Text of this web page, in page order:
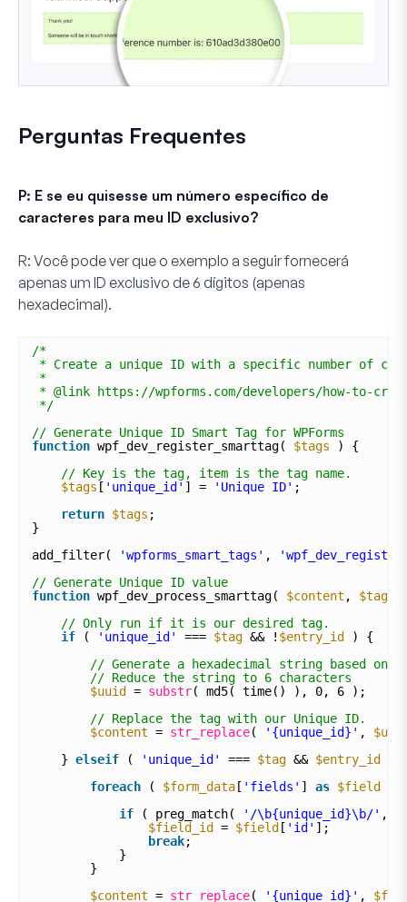
Perguntas Frequentes
P: E se eu quisesse um número específico de
caracteres para meu ID exclusivo?
R: Você pode ver que o exemplo a seguir fornecerá
apenas um ID exclusivo de 6 dígitos (apenas
hexadecimal).
/*
* Create a unique ID with a specific number of
*
* @link https://wpforms.com/developers/how-to-
*/
// Generate Unique ID Smart Tag for WPForms
function wpf_dev_register_smarttag( $tags
) {
// Key is the tag, item is the tag name.
$tags [ 'unique_id' ] = 'Unique ID' ;
return $tags ;
}
add_filter(
'wpforms_smart_tags' ,
// Generate Unique ID value
function wpf_dev_process_smarttag( $content , $tag
// Only run if it is our desired tag.
if
( 'unique_id' === $tag && ! $entry_id
) {
// Generate a hexadecimal string based on
// Reduce the string to 6 characters
$uuid
= substr( md5( time() ), 0, 6 );
// Replace the tag with our Unique ID.
$content = str_replace( '{unique_id}' ,
} elseif ( 'unique_id' === $tag && $entry_id
foreach
( $form_data [ 'fields' ] as $field
if
( preg_match( '/\b{unique_id}\b/' ,
$field_id
= $field [ 'id' ];
break;
}
}
$content = str_replace( '{unique_id}' ,